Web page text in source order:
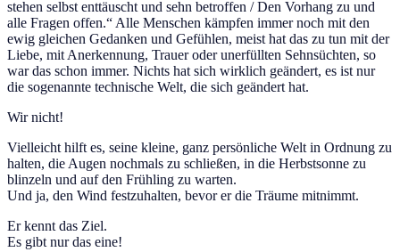
stehen selbst enttäuscht und sehn betroffen / Den Vorhang zu und
alle Fragen offen.“ Alle Menschen kämpfen immer noch mit den
ewig gleichen Gedanken und Gefühlen, meist hat das zu tun mit der
Liebe, mit Anerkennung, Trauer oder unerfüllten Sehnsüchten, so
war das schon immer. Nichts hat sich wirklich geändert, es ist nur
die sogenannte technische Welt, die sich geändert hat.
Wir nicht!
Vielleicht hilft es, seine kleine, ganz persönliche Welt in Ordnung zu
halten, die Augen nochmals zu schließen, in die Herbstsonne zu
blinzeln und auf den Frühling zu warten.
Und ja, den Wind festzuhalten, bevor er die Träume mitnimmt.
Er kennt das Ziel.
Es gibt nur das eine!